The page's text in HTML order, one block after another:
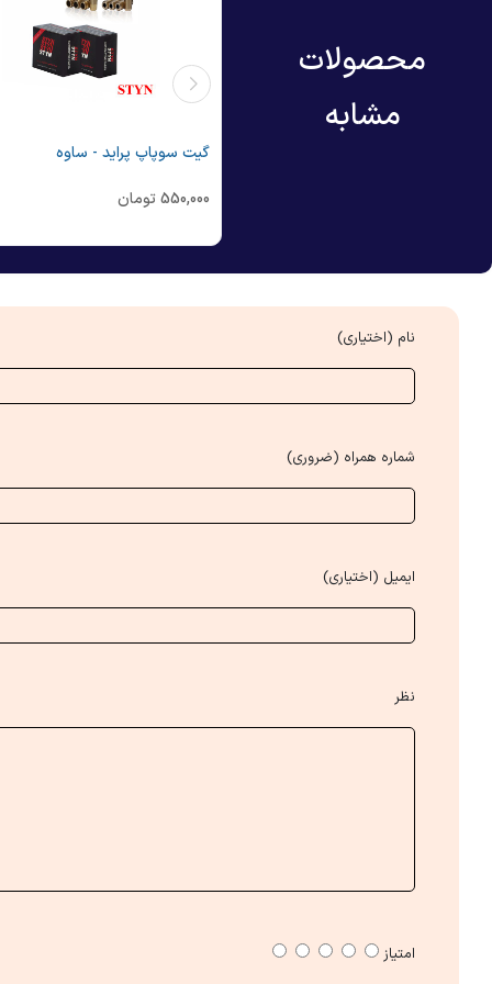
محصولات
مشابه
گیت سوپاپ پراید - ساوه
550,000 تومان
نام (اختیاری)
شماره همراه (ضروری)
ایمیل (اختیاری)
نظر
امتیاز